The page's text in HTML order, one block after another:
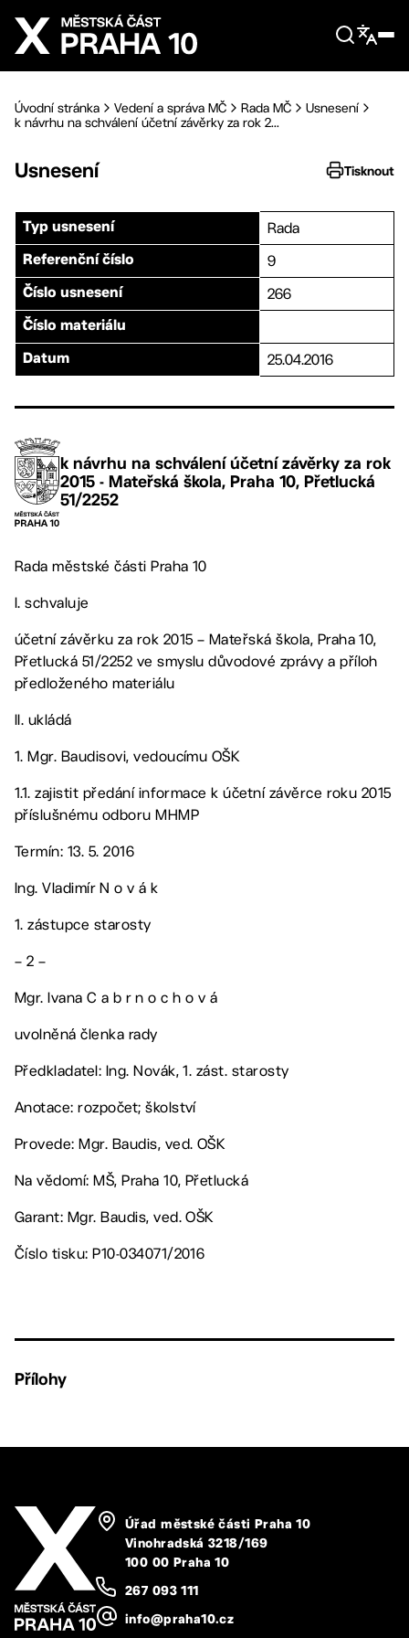
Přejít na hlavní obsah
Úvodní stránka Vedení a správa MČ Rada MČ
Usnesení
k návrhu na schválení účetní závěrky za rok 2...
Usnesení Tisknout
Typ usnesení Rada
Referenční číslo 9
Číslo usnesení 266
Číslo materiálu
Datum 25.04.2016
k návrhu na schválení účetní závěrky za rok
2015 - Mateřská škola, Praha 10, Přetlucká
51/2252
Rada městské části Praha 10
I. schvaluje
účetní závěrku za rok 2015 – Mateřská škola, Praha 10,
Přetlucká 51/2252 ve smyslu důvodové zprávy a příloh
předloženého materiálu
II. ukládá
1. Mgr. Baudisovi, vedoucímu OŠK
1.1. zajistit předání informace k účetní závěrce roku 2015
příslušnému odboru MHMP
Termín: 13. 5. 2016
Ing. Vladimír N o v á k
1. zástupce starosty
– 2 –
Mgr. Ivana C a b r n o c h o v á
uvolněná členka rady
Předkladatel: Ing. Novák, 1. zást. starosty
Anotace: rozpočet; školství
Provede: Mgr. Baudis, ved. OŠK
Na vědomí: MŠ, Praha 10, Přetlucká
Garant: Mgr. Baudis, ved. OŠK
Číslo tisku: P10-034071/2016
Přílohy
Úřad městské části Praha 10
Vinohradská 3218/169
100 00 Praha 10
267 093 111
info@praha10.cz